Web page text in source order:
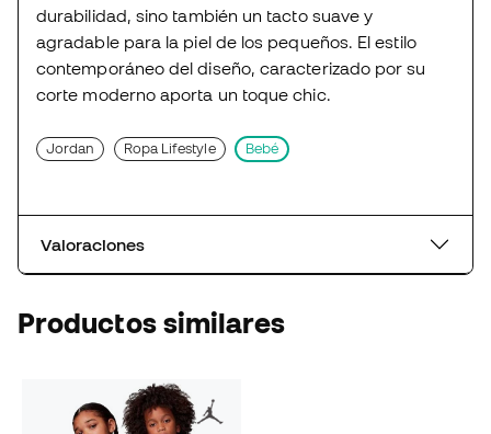
durabilidad, sino también un tacto suave y
agradable para la piel de los pequeños. El estilo
contemporáneo del diseño, caracterizado por su
corte moderno aporta un toque chic.
Jordan Ropa Lifestyle Bebé
Valoraciones
Productos similares